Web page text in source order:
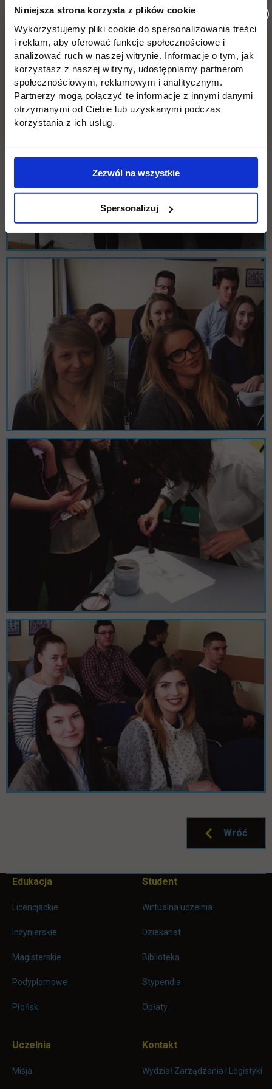
Niniejsza strona korzysta z plików cookie
Wykorzystujemy pliki cookie do spersonalizowania treści
i reklam, aby oferować funkcje społecznościowe i
analizować ruch w naszej witrynie. Informacje o tym, jak
korzystasz z naszej witryny, udostępniamy partnerom
społecznościowym, reklamowym i analitycznym.
Partnerzy mogą połączyć te informacje z innymi danymi
otrzymanymi od Ciebie lub uzyskanymi podczas
korzystania z ich usług.
Zezwól na wszystkie
Spersonalizuj
Wróć
Pomiń
Informacje w stopce
Edukacja
Licencjackie
Inżynierskie
Magisterskie
Podyplomowe
Płońsk
Student
Wirtualna uczelnia
Dziekanat
Biblioteka
Stypendia
Opłaty
Uczelnia
Misja
Kontakt
Wydział Zarządzania i Logistyki